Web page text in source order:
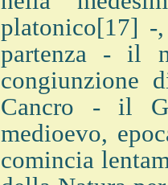
platonico[17]
partenza - il
congiunzione
Cancro - il
medioevo,
comincia